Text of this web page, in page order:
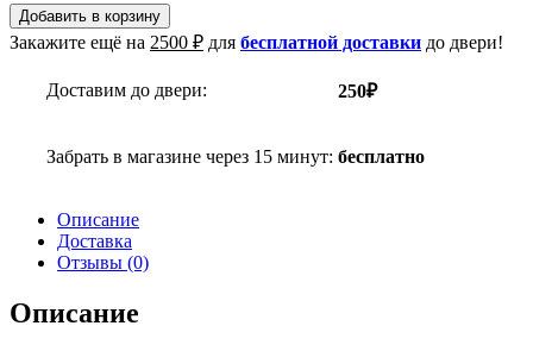
Добавить в корзину
Закажите ещё на 2500 ₽ для бесплатной доставки до двери!
Доставим до двери: 250₽
Забрать в магазине через 15 минут: бесплатно
Описание
Доставка
Отзывы (0)
Описание